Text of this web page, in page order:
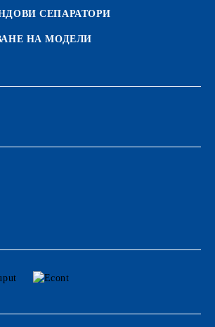
СЕПАРАТОРИ
НА МОДЕЛИ